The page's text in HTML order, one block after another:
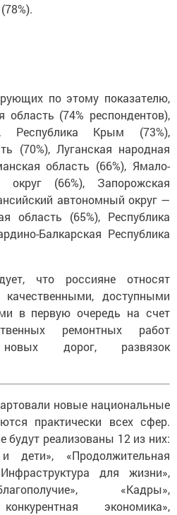
по этому показателю,
(74% респондентов),
Республика Крым (73%),
(70%), Луганская народная
область (66%), Ямало-
округ (66%), Запорожская
автономный округ —
область (65%), Республика
Балкарская Республика
что россияне относят
доступными
в первую очередь на счет
ремонтных работ
дорог, развязок
новые национальные
практически всех сфер.
будут реализованы 12 из них:
дети», «Продолжительная
для жизни»,
«Кадры»,
экономика»,